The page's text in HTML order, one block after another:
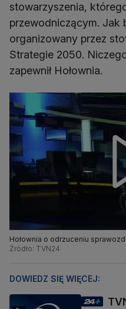
stowarzyszenia,
przewodniczącym. Jak
organizowany przez
Strategie 2050.
zapewnił Hołownia.
Hołownia o odrzuceniu
partii: fundamentalnie się z tym
Źródło: TVN24
DOWIEDZ SIĘ WIĘCEJ: